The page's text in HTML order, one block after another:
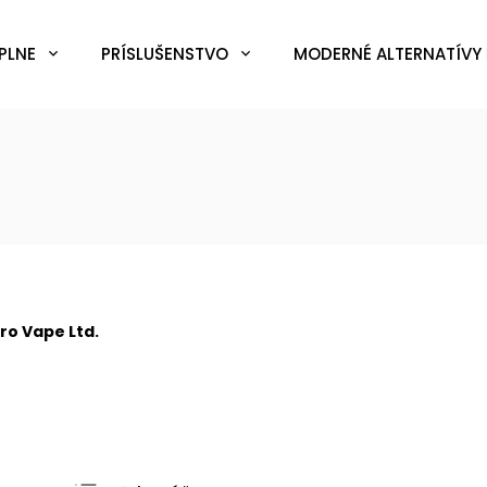
PRÍSLUŠENSTVO MODERNÉ ALTERNATÍVY
Vape Ltd.